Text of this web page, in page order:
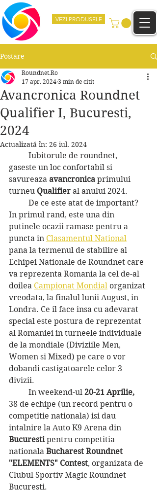
VEZI PRODUSELE
Postare
Avancronica Roundnet
Qualifier I, Bucuresti,
2024
Roundnet.Ro
17 apr. 2024 3 min de citit
Actualizată în: 26 iul. 2024
gaseste un loc confortabil si
savureaza avancronica primului
turneu Qualifier al anului 2024.
In primul rand, este una din
putinele ocazii ramase pentru a
puncta in Clasamentul National
pana la termenul de stabilire al
Echipei Nationale de Roundnet care
va reprezenta Romania la cel de-al
doilea Campionat Mondial organizat
vreodata, la finalul lunii August, in
Londra. Ce il face insa cu adevarat
special este postura de reprezentat
al Romaniei in turneele individuale
de la mondiale (Diviziile Men,
Women si Mixed) pe care o vor
dobandi castigatoarele celor 3
divizii.
	In weekend-ul
20-21 Aprilie,
38 de echipe (un record pentru o
competitie nationala) isi dau
intalnire la Auto K9 Arena din
Bucuresti pentru competitia
nationala Bucharest Roundnet
"ELEMENTS" Contest, organizata de
Clubul Sportiv Magic Roundnet
Bucuresti.